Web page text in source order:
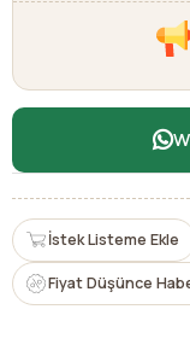
İstek Listeme Ekle
Fiyat Düşünce